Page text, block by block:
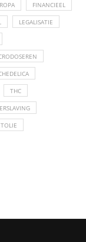
FINANCIEEL
LEGALISATIE
THC